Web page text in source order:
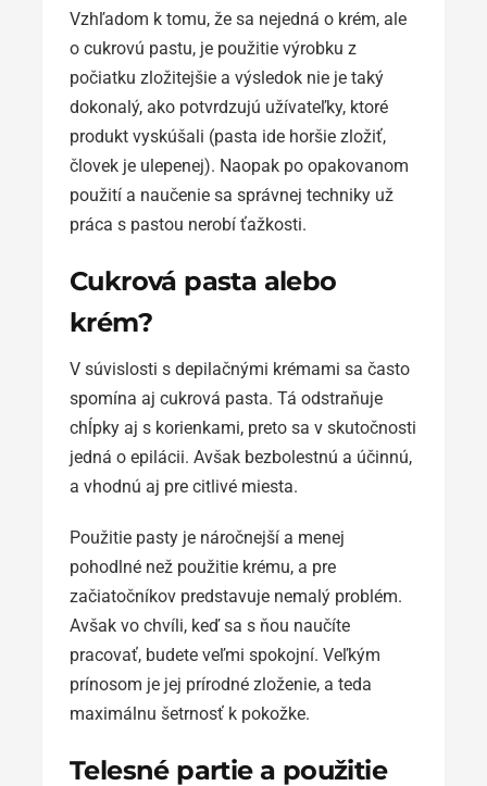
Vzhľadom k tomu, že sa nejedná o krém, ale
o cukrovú pastu, je použitie výrobku z
počiatku zložitejšie a výsledok nie je taký
dokonalý, ako potvrdzujú užívateľky, ktoré
produkt vyskúšali (pasta ide horšie zložiť,
človek je ulepenej). Naopak po opakovanom
použití a naučenie sa správnej techniky už
práca s pastou nerobí ťažkosti.
Cukrová pasta alebo
krém?
V súvislosti s depilačnými krémami sa často
spomína aj cukrová pasta. Tá odstraňuje
chĺpky aj s korienkami, preto sa v skutočnosti
jedná o epilácii. Avšak bezbolestnú a účinnú,
a vhodnú aj pre citlivé miesta.
Použitie pasty je náročnejší a menej
pohodlné než použitie krému, a pre
začiatočníkov predstavuje nemalý problém.
Avšak vo chvíli, keď sa s ňou naučíte
pracovať, budete veľmi spokojní. Veľkým
prínosom je jej prírodné zloženie, a teda
maximálnu šetrnosť k pokožke.
Telesné partie a použitie